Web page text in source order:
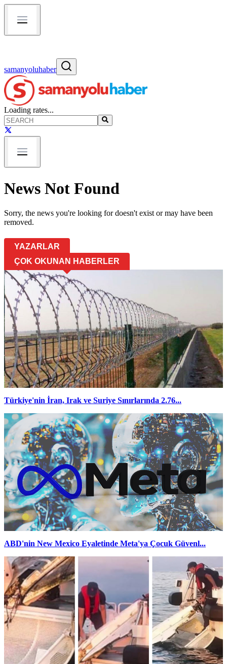
samanyoluhaber
Loading rates...
News Not Found
Sorry, the news you're looking for doesn't exist or may have been
removed.
YAZARLAR
ÇOK OKUNAN HABERLER
Türkiye'nin İran, Irak ve Suriye Sınırlarında 2.76...
ABD'nin New Mexico Eyaletinde Meta'ya Çocuk Güvenl...